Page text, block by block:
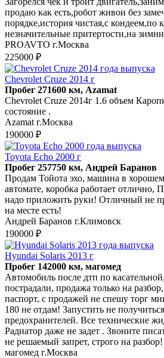
продаю как есть,робот живои без
порядке,история чистая,с кондеем,по
незначительные притертости,на
PROAVTO г.Москва
225000 ₽
Chevrolet Cruze 2014 г
Пробег 271600 км, Azamat
Chevrolet Cruze 2014г 1.6 объем
состояние .
Azamat г.Москва
190000 ₽
Toyota Echo 2000 г
Пробег 257750 км, Андрей Баранов
Продам Тойота эхо, машина в
автомате, коробка работает отлично,
надо приложить руки! Отличный не
на месте есть!
Андрей Баранов г.Климовск
190000 ₽
Hyundai Solaris 2013 г
Пробег 142000 км, магомед
Автомобиль после дтп по
пострадали, продажа только на
паспорт, с продажей не спешу торг
180 не отдам! Запустить не
предохранителей. Все технические
Радиатор даже не задет . Звоните
не решаемый запрет, строго на разбор!
магомед г.Москва